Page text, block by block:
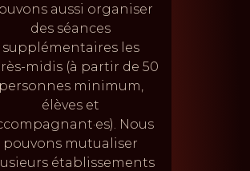
aussi organiser
des séances
supplémentaires les
midis (à partir de 50
personnes minimum,
élèves et
Nous
pouvons mutualiser
établissements